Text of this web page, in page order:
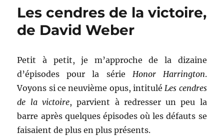
Les cendres de la victoire,
de David Weber
Petit à petit, je m’approche de la dizaine
d’épisodes pour la série Honor Harrington.
Voyons si ce neuvième opus, intituléLes cendres
de la victoire, parvient à redresser un peu la
barre après quelques épisodes où les défauts se
faisaient de plus en plus présents.